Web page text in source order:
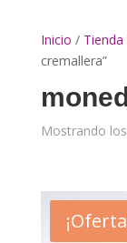
Inicio / Tienda
cremallera”
Mostrando